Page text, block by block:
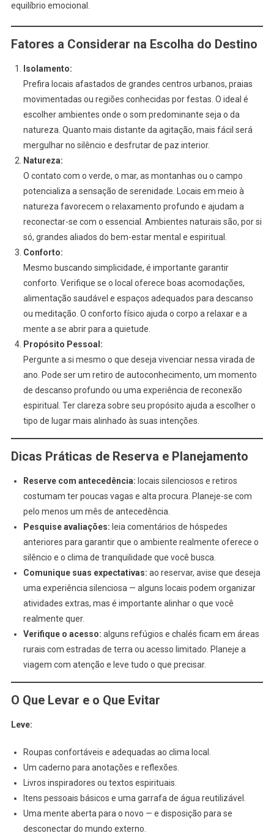
equilíbrio emocional.
Fatores a Considerar na Escolha do Destino
Isolamento:
Prefira locais afastados de grandes centros urbanos, praias
movimentadas ou regiões conhecidas por festas. O ideal é
escolher ambientes onde o som predominante seja o da
natureza. Quanto mais distante da agitação, mais fácil será
mergulhar no silêncio e desfrutar de paz interior.
Natureza:
O contato com o verde, o mar, as montanhas ou o campo
potencializa a sensação de serenidade. Locais em meio à
natureza favorecem o relaxamento profundo e ajudam a
reconectar-se com o essencial. Ambientes naturais são, por si
só, grandes aliados do bem-estar mental e espiritual.
Conforto:
Mesmo buscando simplicidade, é importante garantir
conforto. Verifique se o local oferece boas acomodações,
alimentação saudável e espaços adequados para descanso
ou meditação. O conforto físico ajuda o corpo a relaxar e a
mente a se abrir para a quietude.
Propósito Pessoal:
Pergunte a si mesmo o que deseja vivenciar nessa virada de
ano. Pode ser um retiro de autoconhecimento, um momento
de descanso profundo ou uma experiência de reconexão
espiritual. Ter clareza sobre seu propósito ajuda a escolher o
tipo de lugar mais alinhado às suas intenções.
Dicas Práticas de Reserva e Planejamento
Reserve com antecedência: locais silenciosos e retiros
costumam ter poucas vagas e alta procura. Planeje-se com
pelo menos um mês de antecedência.
Pesquise avaliações: leia comentários de hóspedes
anteriores para garantir que o ambiente realmente oferece o
silêncio e o clima de tranquilidade que você busca.
Comunique suas expectativas: ao reservar, avise que deseja
uma experiência silenciosa — alguns locais podem organizar
atividades extras, mas é importante alinhar o que você
realmente quer.
Verifique o acesso: alguns refúgios e chalés ficam em áreas
rurais com estradas de terra ou acesso limitado. Planeje a
viagem com atenção e leve tudo o que precisar.
O Que Levar e o Que Evitar
Leve:
Roupas confortáveis e adequadas ao clima local.
Um caderno para anotações e reflexões.
Livros inspiradores ou textos espirituais.
Itens pessoais básicos e uma garrafa de água reutilizável.
Uma mente aberta para o novo — e disposição para se
desconectar do mundo externo.